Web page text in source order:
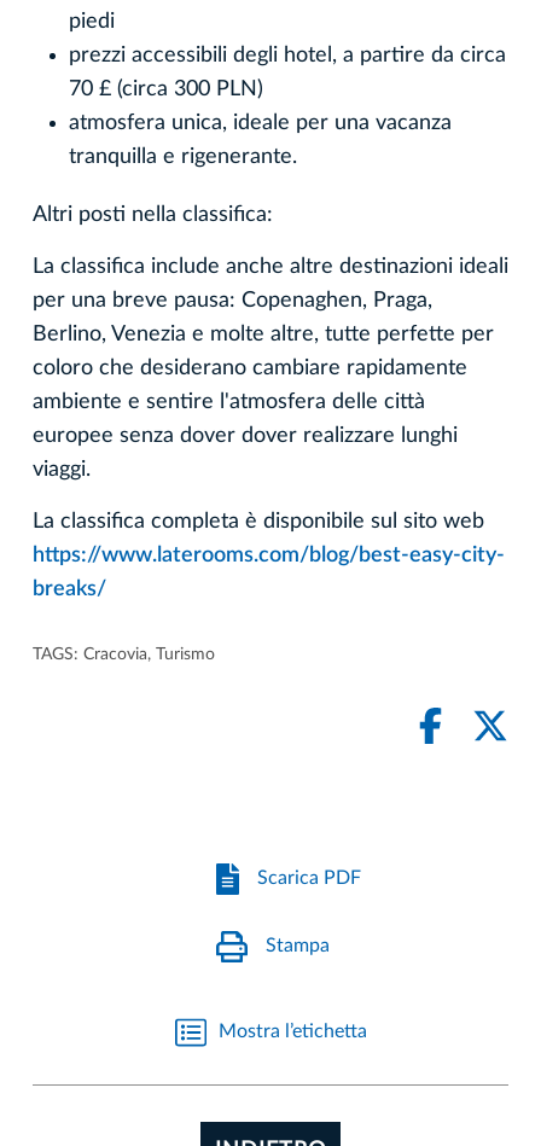
piedi
prezzi accessibili degli hotel, a partire da circa
70 £ (circa 300 PLN)
atmosfera unica, ideale per una vacanza
tranquilla e rigenerante.
Altri posti nella classifica:
La classifica include anche altre destinazioni ideali
per una breve pausa: Copenaghen, Praga,
Berlino, Venezia e molte altre, tutte perfette per
coloro che desiderano cambiare rapidamente
ambiente e sentire l'atmosfera delle città
europee senza dover dover realizzare lunghi
viaggi.
La classifica completa è disponibile sul sito web
https://www.laterooms.com/blog/best-easy-city-
breaks/
TAGS: Cracovia, Turismo
Scarica PDF
Stampa
Mostra l’etichetta